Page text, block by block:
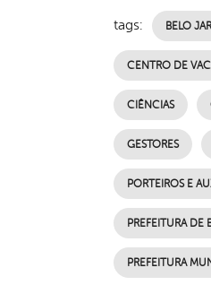
tags: BELO
CENTRO DE
CIÊNCIAS
GESTORES
PORTEIROS E
PREFEITURA DE
PREFEITURA